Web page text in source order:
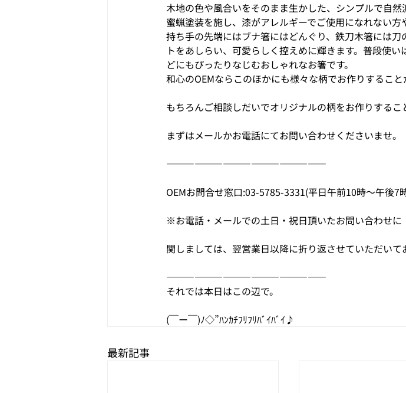
木地の色や風合いをそのまま生かした、シンプルで自
蜜蝋塗装を施し、漆がアレルギーでご使用になれない方
持ち手の先端にはブナ箸にはどんぐり、鉄刀木箸には
トをあしらい、可愛らしく控えめに輝きます。普段使
どにもぴったりなじむおしゃれなお箸です。
和心のOEMならこのほかにも様々な柄でお作りすること
もちろんご相談しだいでオリジナルの柄をお作りするこ
まずはメールかお電話にてお問い合わせくださいませ。
—————————————————
OEMお問合せ窓口:03-5785-3331(平日午前10時〜午後7
※お電話・メールでの土日・祝日頂いたお問い合わせに
関しましては、翌営業日以降に折り返させていただいて
—————————————————
それでは本日はこの辺で。
(￣ー￣)ﾉ◇”ﾊﾝｶﾁﾌﾘﾌﾘﾊﾞｲﾊﾞｲ♪
最新記事